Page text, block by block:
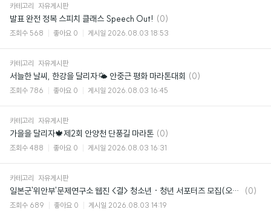
카테고리 자유게시판
발표 완전 정복 스피치 클래스 Speech Out! 댓
글
(0)
조회수 568 좋아요 0 게시일 2026.08.03 18:53
카테고리 자유게시판
서늘한 날씨, 한강을 달리자🌤️ 안중근 평화 마라톤대회 댓
(0)
조회수 786 좋아요 0 게시일 2026.08.03 16:45
카테고리 자유게시판
가을을 달리자🍁제2회 안양천 단풍길 마라톤 댓
글
(0)
조회수 488 좋아요 0 게시일 2026.08.03 16:31
카테고리 자유게시판
일본군'위안부'문제연구소 웹진 <결> 청소년 · 청년 서포터즈 모집(오늘마감!!)
댓
(0)
조회수 689 좋아요 0 게시일 2026.08.03 14:19